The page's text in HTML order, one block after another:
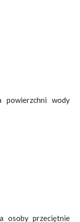
powierzchni wody
osoby przeciętnie